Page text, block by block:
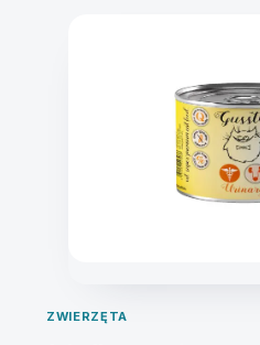
dystrybutorach oraz
nowoczesne rozwiązania
Prezentacja innowacji i
ZWIERZĘTA